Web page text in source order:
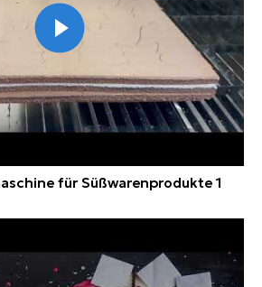
für Süßwarenprodukte 1